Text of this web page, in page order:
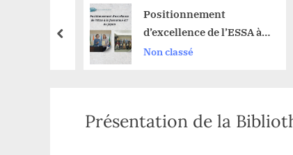
Positionnement
d’excellence de l’ESSA à
la formation ICT au
Japan.
Non classé
prev
Présentation de la